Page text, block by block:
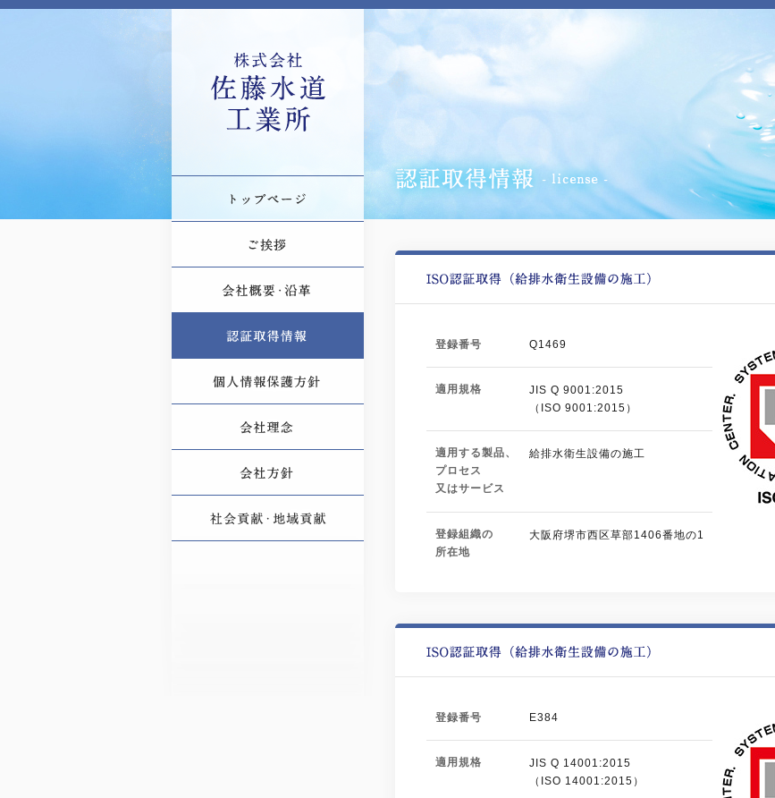
登録番号 Q1469
適用規格
JIS Q 9001:2015
（ISO 9001:2015）
適用する製品、
プロセス
又はサービス
給排水衛生設備の施工
登録組織の
所在地
大阪府堺市西区草部1406番地の1
登録番号 E384
適用規格
JIS Q 14001:2015
（ISO 14001:2015）